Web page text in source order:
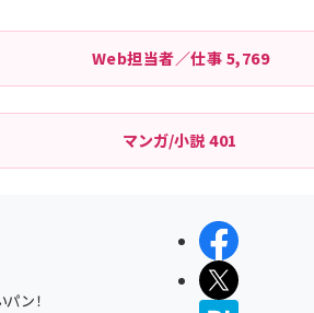
ペー
ジ
送
り
Web担当者／仕事 5,769
マンガ/小説401
ン！
シェアする
ポストする